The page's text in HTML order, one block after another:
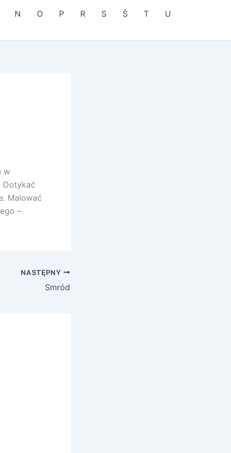
N O P R S Ś T
U
w
Dotykać
Malować
–
NASTĘPNY
Smród